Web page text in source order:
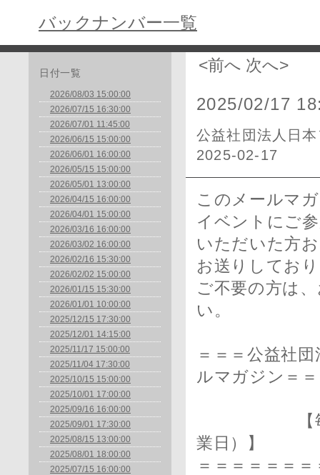
バックナンバー一覧
日付一覧
2026/08/03 15:00:00
2026/07/15 16:30:00
2026/07/01 11:45:00
2026/06/15 15:00:00
2026/06/01 16:00:00
2026/05/15 15:00:00
2026/05/01 13:00:00
2026/04/15 16:00:00
2026/04/01 15:00:00
2026/03/16 16:00:00
2026/03/02 16:00:00
2026/02/16 15:30:00
2026/02/02 15:00:00
2026/01/15 15:30:00
2026/01/01 10:00:00
2025/12/15 17:30:00
2025/12/01 14:15:00
2025/11/17 15:00:00
2025/11/04 17:30:00
2025/10/15 15:00:00
2025/10/01 17:00:00
2025/09/16 16:00:00
2025/09/01 17:30:00
2025/08/15 13:00:00
2025/08/01 18:00:00
2025/07/15 16:00:00
<前へ 次へ>
2025/02/17
公益社団法人日
2025-02-17
このメールマ
イベントにご
いただいた方
お送りしてお
ご不要の方は
い。
＝＝＝公益社
ルマガジン＝
【毎月1日
業日）】
＝＝＝＝＝＝